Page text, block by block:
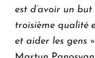
est d’avoir un
troisième qualité
et aider les gens